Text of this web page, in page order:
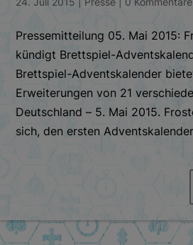
Pressemitteilung 05. Mai 2015:
kündigt Brettspiel-
Brettspiel-Adventskalender
Erweiterungen von 21
Deutschland – 5. Mai 2015.
sich, den ersten